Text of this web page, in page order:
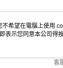
客
希望在電腦上使用
表示您同意本公司得